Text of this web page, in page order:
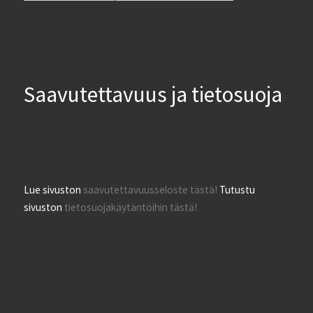
Saavutettavuus ja tietosuoja
Lue sivustonsaavutettavuusseloste tästä! Tutustu
sivuston tietosuojakäytäntöihin tästä!